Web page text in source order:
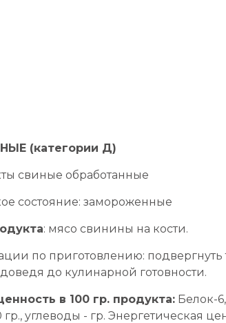
(категории Д)
свиные обработанные
состояние: замороженные
: мясо свинины на кости.
по приготовлению: подвергнуть
до кулинарной готовности.
в 100 гр. продукта: Белок-
углеводы - гр. Энергетическая